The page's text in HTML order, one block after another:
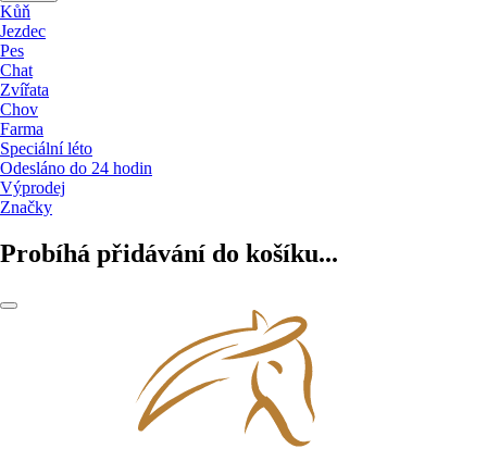
Kůň
Jezdec
Pes
Chat
Zvířata
Chov
Farma
Speciální léto
Odesláno do 24 hodin
Výprodej
Značky
Probíhá přidávání do košíku...